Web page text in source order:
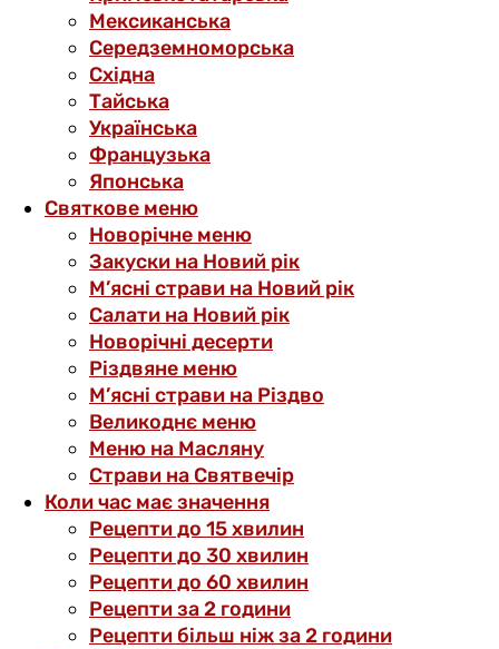
Мексиканська
Середземноморська
Східна
Тайська
Українська
Французька
Японська
Святкове меню
Новорічне меню
Закуски на Новий рік
М’ясні страви на Новий рік
Салати на Новий рік
Новорічні десерти
Різдвяне меню
М’ясні страви на Різдво
Великоднє меню
Меню на Масляну
Страви на Святвечір
Коли час має значення
Рецепти до 15 хвилин
Рецепти до 30 хвилин
Рецепти до 60 хвилин
Рецепти за 2 години
Рецепти більш ніж за 2 години